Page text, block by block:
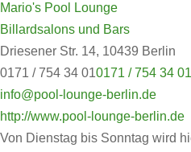
Mario's Pool Lounge
Billardsalons und Bars
Driesener Str. 14, 10439 Berlin
0171 / 754 34 010171 / 754 34 01
info@pool-lounge-berlin.de
http://www.pool-lounge-berlin.de
Von Dienstag bis Sonntag wird